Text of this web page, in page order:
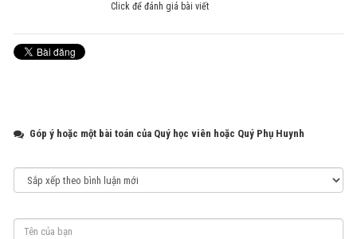
Click để đánh giá bài viết
Góp ý hoặc một bài toán của Quý học viên hoặc Quý Phụ Huynh